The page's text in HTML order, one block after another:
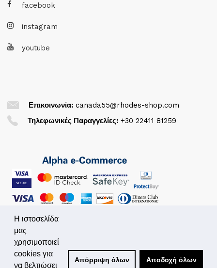
facebook
instagram
youtube
Επικοινωνία: canada55@rhodes-shop.com
Τηλεφωνικές Παραγγελίες: +30 22411 81259
© 2026. All Rights Reserved
Powered by
Simplo.gr
Η ιστοσελίδα
μας
χρησιμοποιεί
cookies για
να βελτιώσει
Απόρριψη όλων Αποδοχή όλων